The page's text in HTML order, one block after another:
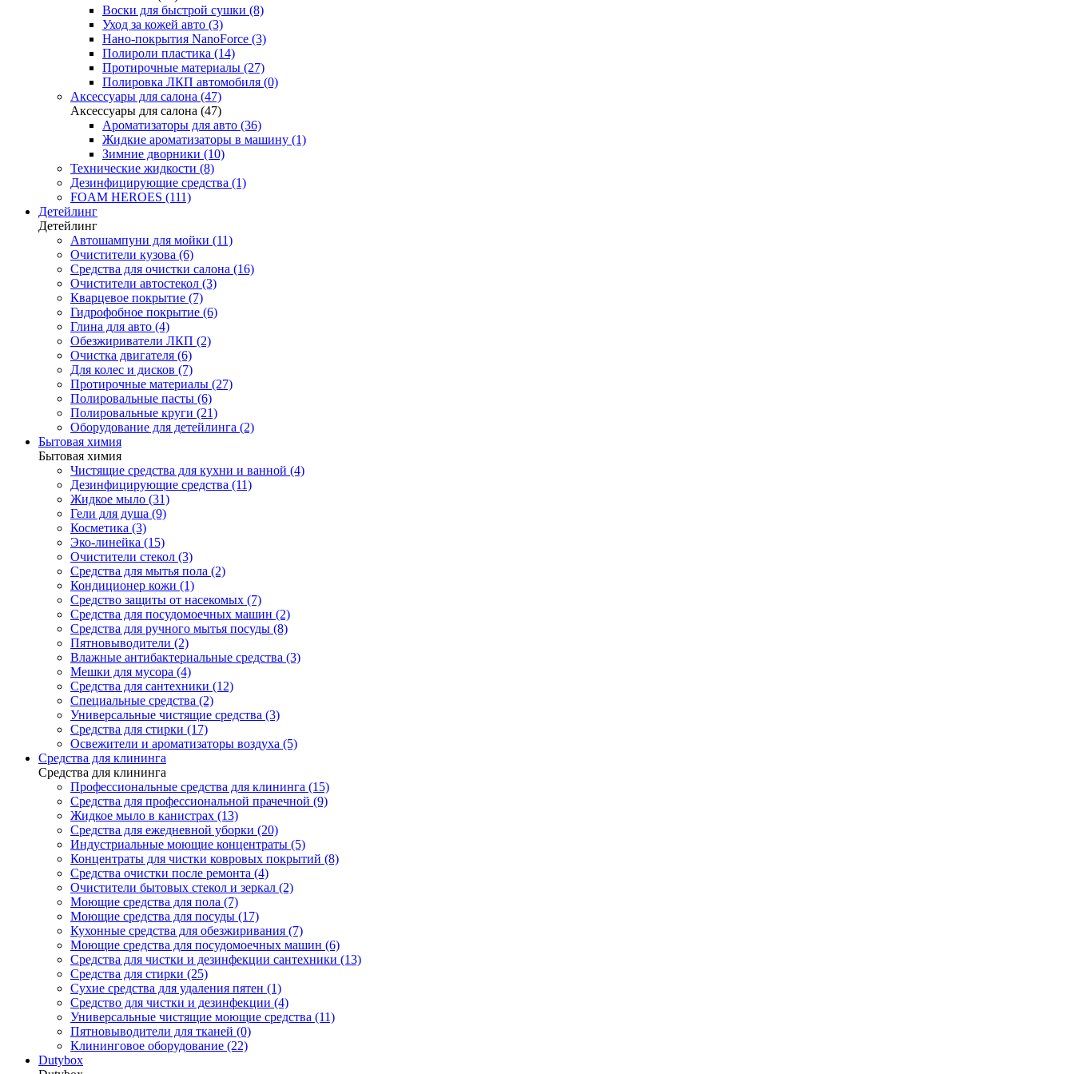
Воски для быстрой сушки (8)
Уход за кожей авто (3)
Нано-покрытия NanoForce (3)
Полироли пластика (14)
Протирочные материалы (27)
Полировка ЛКП автомобиля (0)
Аксессуары для салона (47)
Аксессуары для салона (47)
Ароматизаторы для авто (36)
Жидкие ароматизаторы в машину (1)
Зимние дворники (10)
Технические жидкости (8)
Дезинфицирующие средства (1)
FOAM HEROES (111)
Детейлинг
Детейлинг
Автошампуни для мойки (11)
Очистители кузова (6)
Средства для очистки салона (16)
Очистители автостекол (3)
Кварцевое покрытие (7)
Гидрофобное покрытие (6)
Глина для авто (4)
Обезжириватели ЛКП (2)
Очистка двигателя (6)
Для колес и дисков (7)
Протирочные материалы (27)
Полировальные пасты (6)
Полировальные круги (21)
Оборудование для детейлинга (2)
Бытовая химия
Бытовая химия
Чистящие средства для кухни и ванной (4)
Дезинфицирующие средства (11)
Жидкое мыло (31)
Гели для душа (9)
Косметика (3)
Эко-линейка (15)
Очистители стекол (3)
Средства для мытья пола (2)
Кондиционер кожи (1)
Средство защиты от насекомых (7)
Средства для посудомоечных машин (2)
Средства для ручного мытья посуды (8)
Пятновыводители (2)
Влажные антибактериальные средства (3)
Мешки для мусора (4)
Средства для сантехники (12)
Специальные средства (2)
Универсальные чистящие средства (3)
Средства для стирки (17)
Освежители и ароматизаторы воздуха (5)
Средства для клининга
Средства для клининга
Профессиональные средства для клининга (15)
Средства для профессиональной прачечной (9)
Жидкое мыло в канистрах (13)
Средства для ежедневной уборки (20)
Индустриальные моющие концентраты (5)
Концентраты для чистки ковровых покрытий (8)
Средства очистки после ремонта (4)
Очистители бытовых стекол и зеркал (2)
Моющие средства для пола (7)
Моющие средства для посуды (17)
Кухонные средства для обезжиривания (7)
Моющие средства для посудомоечных машин (6)
Средства для чистки и дезинфекции сантехники (13)
Средства для стирки (25)
Сухие средства для удаления пятен (1)
Средство для чистки и дезинфекции (4)
Универсальные чистящие моющие средства (11)
Пятновыводители для тканей (0)
Клининговое оборудование (22)
Dutybox